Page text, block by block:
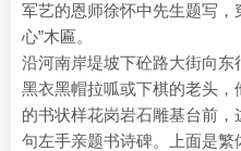
军艺的恩师徐怀中先生题写，
心”木匾。
沿河南岸堤坡下砼路大街向
黑衣黑帽拉呱或下棋的老头
的书状样花岗岩石雕基台前
句左手亲题书诗碑。上面是